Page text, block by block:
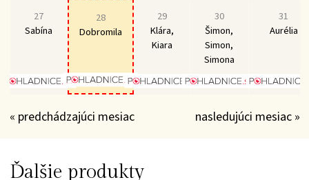
27
Sabína
28
Dobromila
29
Klára,
Kiara
30
Šimon,
Simon,
Simona
31
Aurélia
« predchádzajúci mesiac nasledujúci mesiac »
Ďalšie produkty